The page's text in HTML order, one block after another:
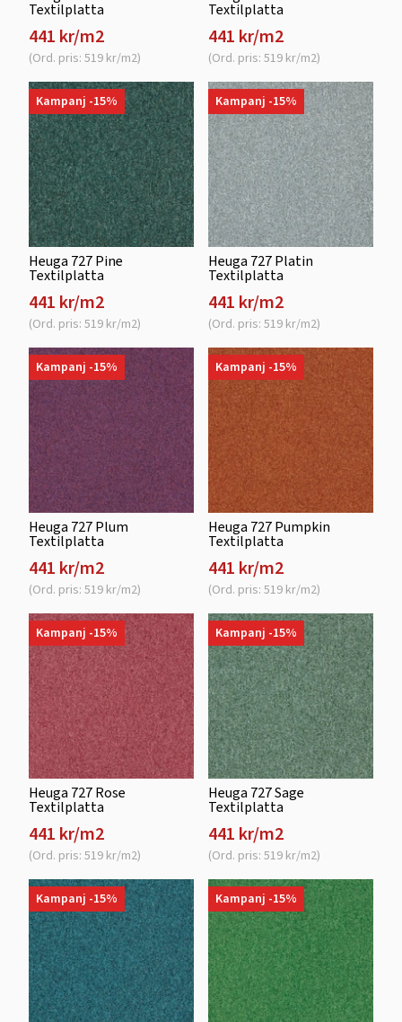
Textilplatta
441 kr/m2
(Ord. pris: 519 kr/m2)
Textilplatta
441 kr/m2
(Ord. pris: 519 kr/m2)
Kampanj -15%
Heuga 727 Pine
Textilplatta
441 kr/m2
(Ord. pris: 519 kr/m2)
Kampanj -15%
Heuga 727 Platin
Textilplatta
441 kr/m2
(Ord. pris: 519 kr/m2)
Kampanj -15%
Heuga 727 Plum
Textilplatta
441 kr/m2
(Ord. pris: 519 kr/m2)
Kampanj -15%
Heuga 727 Pumpkin
Textilplatta
441 kr/m2
(Ord. pris: 519 kr/m2)
Kampanj -15%
Heuga 727 Rose
Textilplatta
441 kr/m2
(Ord. pris: 519 kr/m2)
Kampanj -15%
Heuga 727 Sage
Textilplatta
441 kr/m2
(Ord. pris: 519 kr/m2)
Kampanj -15% Kampanj -15%